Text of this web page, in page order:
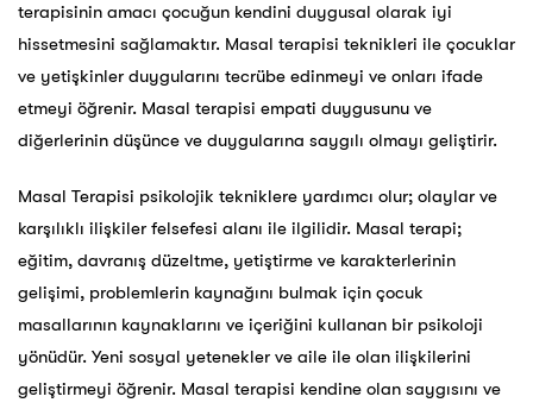
terapisinin amacı çocuğun kendini duygusal olarak iyi
hissetmesini sağlamaktır. Masal terapisi teknikleri ile çocuklar
ve yetişkinler duygularını tecrübe edinmeyi ve onları ifade
etmeyi öğrenir. Masal terapisi empati duygusunu ve
diğerlerinin düşünce ve duygularına saygılı olmayı geliştirir.
Masal Terapisi psikolojik tekniklere yardımcı olur; olaylar ve
karşılıklı ilişkiler felsefesi alanı ile ilgilidir. Masal terapi;
eğitim, davranış düzeltme, yetiştirme ve karakterlerinin
gelişimi, problemlerin kaynağını bulmak için çocuk
masallarının kaynaklarını ve içeriğini kullanan bir psikoloji
yönüdür. Yeni sosyal yetenekler ve aile ile olan ilişkilerini
geliştirmeyi öğrenir. Masal terapisi kendine olan saygısını ve